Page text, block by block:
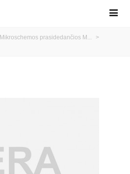
Mikroschemos prasidedančios M...
>